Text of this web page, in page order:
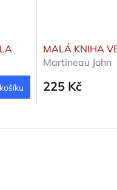
MALÁ KNIHA
Martineau John
225 Kč